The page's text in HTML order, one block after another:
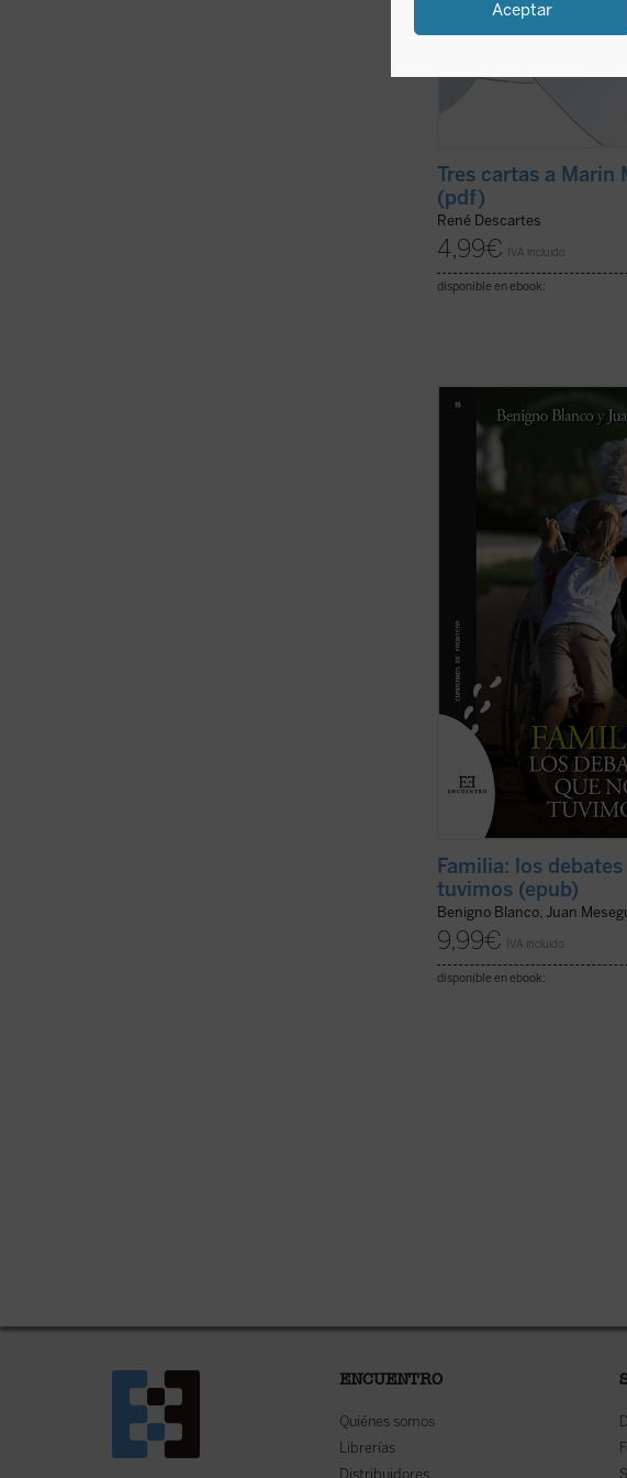
Aceptar
Tres cartas a Marin
(pdf)
René Descartes
4,99€ IVA incluido
disponible en ebook:
¿Cómo fortalecer la familia
la división izquierda-
posible una nueva cultura
compagine la defensa del
apoyo solidario a las
embarazadas? ¿Qué
tiene la ideología de ...
(ver
Familia: los
tuvimos (epub)
Benigno Blanco, Juan
9,99€ IVA incluido
disponible en ebook:
ENCUENTRO
Quiénes somos
Librerías
Distribuidores